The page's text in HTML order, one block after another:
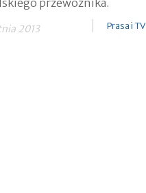
przewoźnika.
2013 Prasa i TV